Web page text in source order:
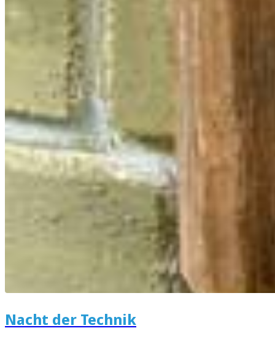
Nacht der Technik